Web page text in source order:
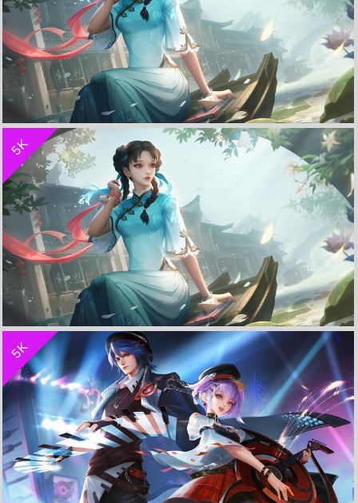
诗语江南-西施《王者荣耀》 4K电脑超清壁纸
5K
诗语江南-西施《王者荣耀》 4K电脑超清壁纸
立 即 下 载
收 藏
5K
立 即 下 载
收 藏